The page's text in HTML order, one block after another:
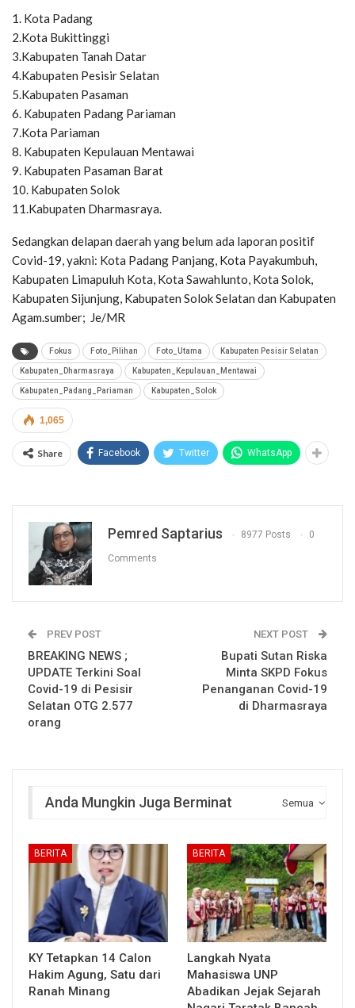
1. Kota Padang
2.Kota Bukittinggi
3.Kabupaten Tanah Datar
4.Kabupaten Pesisir Selatan
5.Kabupaten Pasaman
6. Kabupaten Padang Pariaman
7.Kota Pariaman
8. Kabupaten Kepulauan Mentawai
9. Kabupaten Pasaman Barat
10. Kabupaten Solok
11.Kabupaten Dharmasraya.
Sedangkan delapan daerah yang belum ada laporan positif
Covid-19, yakni: Kota Padang Panjang, Kota Payakumbuh,
Kabupaten Limapuluh Kota, Kota Sawahlunto, Kota Solok,
Kabupaten Sijunjung, Kabupaten Solok Selatan dan Kabupaten
Agam.sumber; Je/MR
Fokus Foto_Pilihan Foto_Utama Kabupaten Pesisir Selatan
Kabupaten_Dharmasraya Kabupaten_Kepulauan_Mentawai
Kabupaten_Padang_Pariaman Kabupaten_Solok
1,065
Share Facebook Twitter WhatsApp
Pemred Saptarius 8977 Posts 0
Comments
PREV POST
BREAKING NEWS ;
UPDATE Terkini Soal
Covid-19 di Pesisir
Selatan OTG 2.577
orang
NEXT POST
Bupati Sutan Riska
Minta SKPD Fokus
Penanganan Covid-19
di Dharmasraya
Semua
Anda Mungkin Juga Berminat
BERITA
KY Tetapkan 14 Calon
Hakim Agung, Satu dari
Ranah Minang
BERITA
Langkah Nyata
Mahasiswa UNP
Abadikan Jejak Sejarah